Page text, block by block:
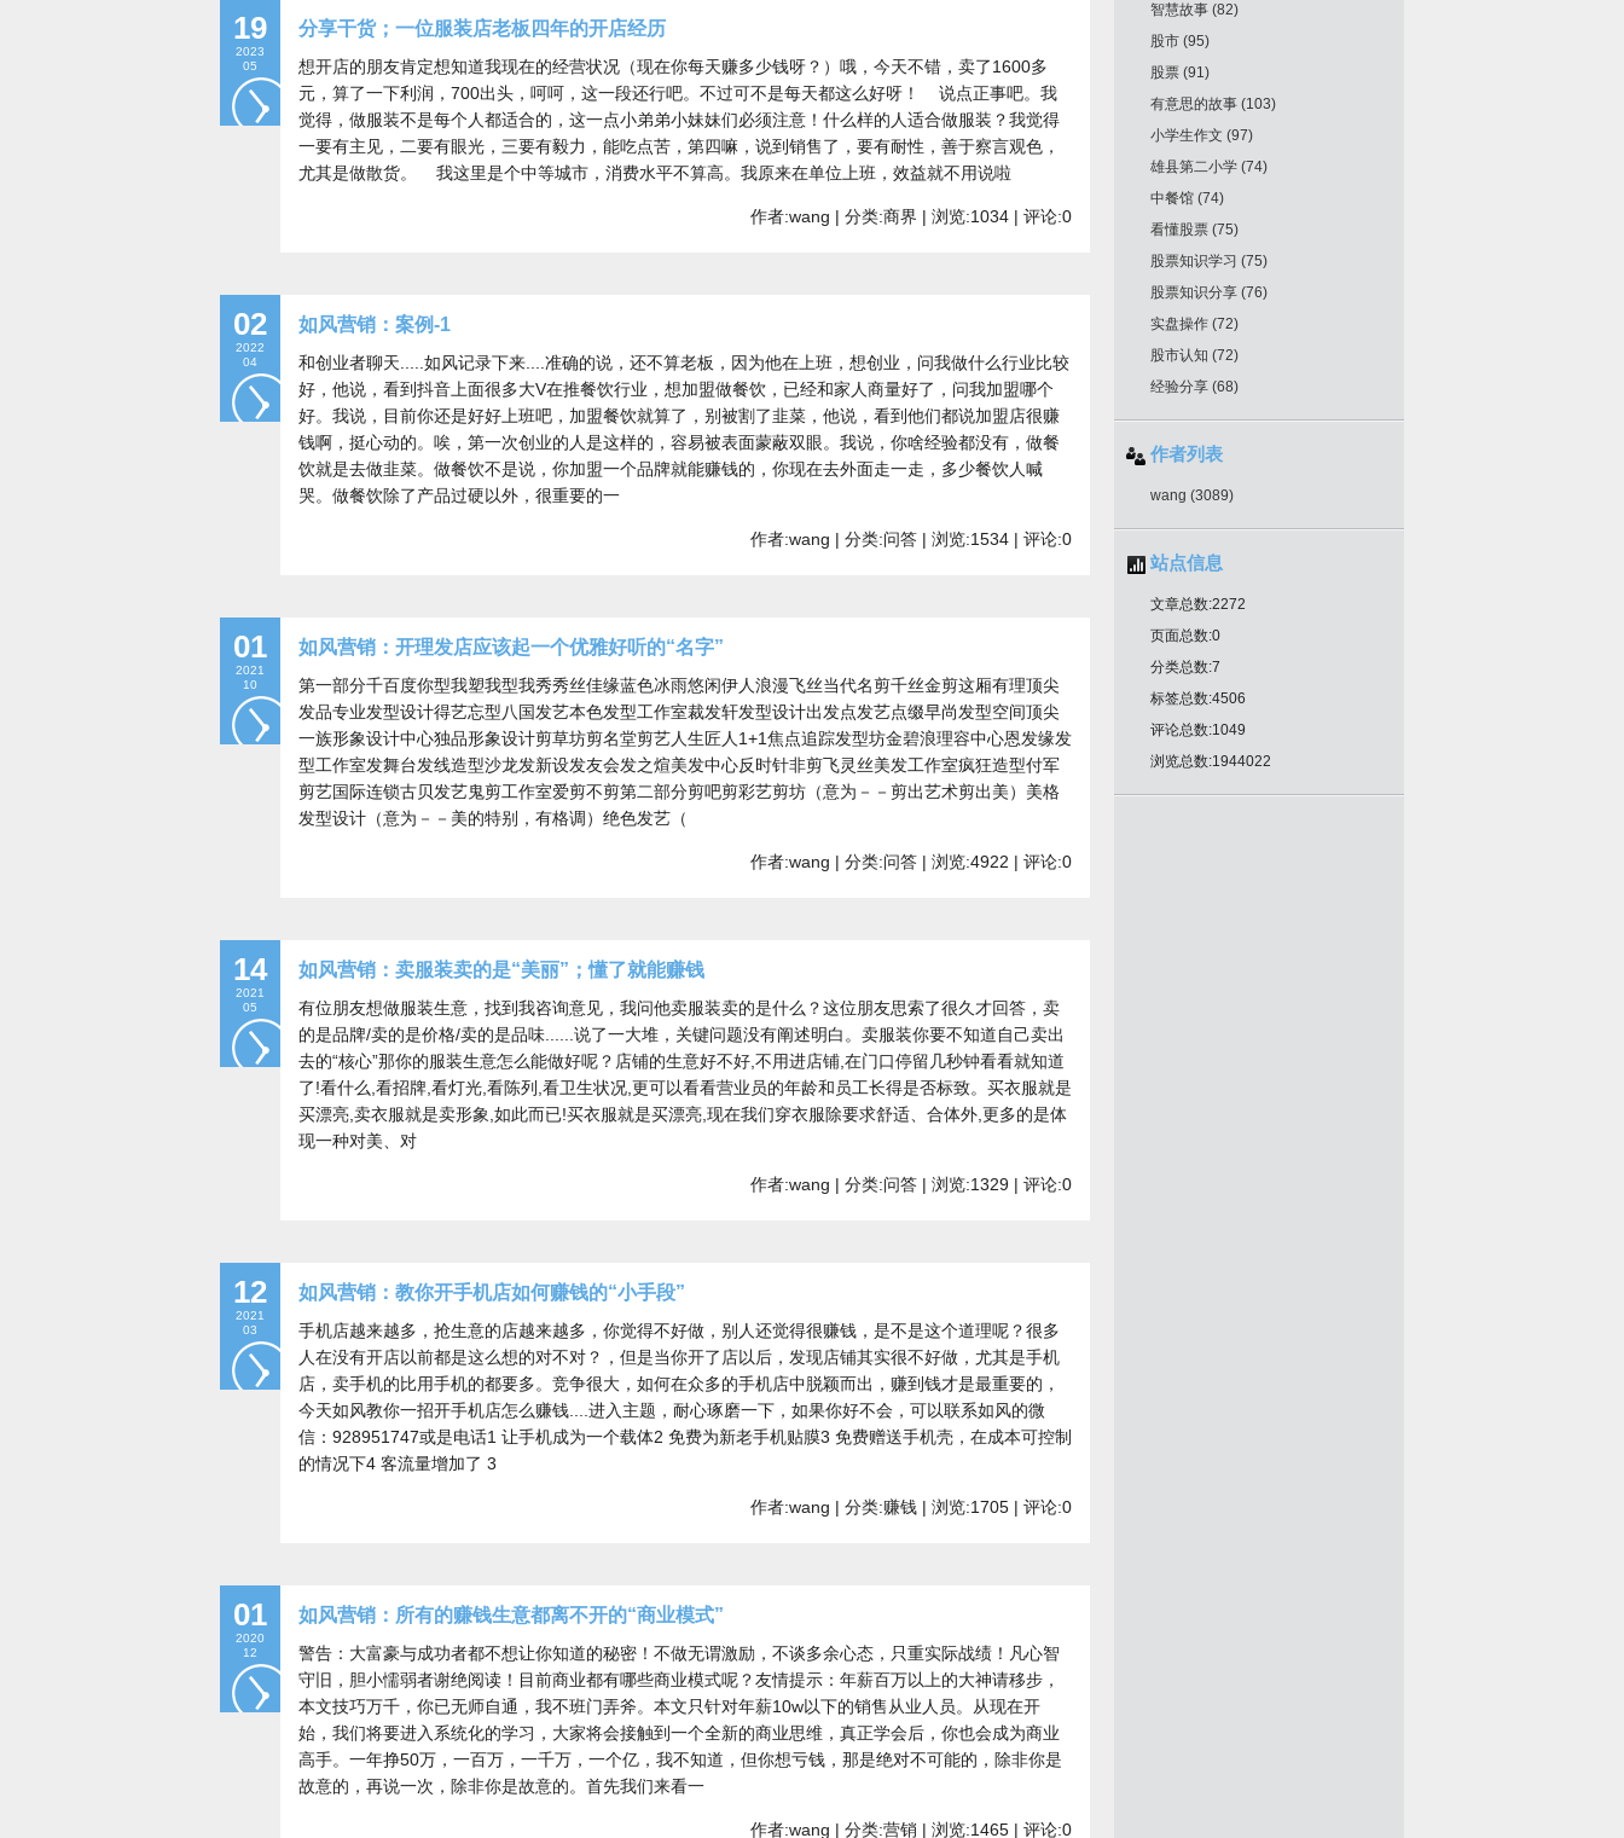
19
2023
05
分享干货；一位服装店老板四年的开店经历
想开店的朋友肯定想知道我现在的经营状况（现在你每天赚多少钱呀？）哦，今天不错，卖了1600多
元，算了一下利润，700出头，呵呵，这一段还行吧。不过可不是每天都这么好呀！ 说点正事吧。我
觉得，做服装不是每个人都适合的，这一点小弟弟小妹妹们必须注意！什么样的人适合做服装？我觉得
一要有主见，二要有眼光，三要有毅力，能吃点苦，第四嘛，说到销售了，要有耐性，善于察言观色，
尤其是做散货。 我这里是个中等城市，消费水平不算高。我原来在单位上班，效益就不用说啦
作者:wang | 分类:商界 | 浏览:1034 | 评论:0
02
2022
04
如风营销：案例-1
和创业者聊天.....如风记录下来....准确的说，还不算老板，因为他在上班，想创业，问我做什么行业比较
好，他说，看到抖音上面很多大V在推餐饮行业，想加盟做餐饮，已经和家人商量好了，问我加盟哪个
好。我说，目前你还是好好上班吧，加盟餐饮就算了，别被割了韭菜，他说，看到他们都说加盟店很赚
钱啊，挺心动的。唉，第一次创业的人是这样的，容易被表面蒙蔽双眼。我说，你啥经验都没有，做餐
饮就是去做韭菜。做餐饮不是说，你加盟一个品牌就能赚钱的，你现在去外面走一走，多少餐饮人喊
哭。做餐饮除了产品过硬以外，很重要的一
作者:wang | 分类:问答 | 浏览:1534 | 评论:0
01
2021
10
如风营销：开理发店应该起一个优雅好听的“名字”
第一部分千百度你型我塑我型我秀秀丝佳缘蓝色冰雨悠闲伊人浪漫飞丝当代名剪千丝金剪这厢有理顶尖
发品专业发型设计得艺忘型八国发艺本色发型工作室裁发轩发型设计出发点发艺点缀早尚发型空间顶尖
一族形象设计中心独品形象设计剪草坊剪名堂剪艺人生匠人1+1焦点追踪发型坊金碧浪理容中心恩发缘发
型工作室发舞台发线造型沙龙发新设发友会发之煊美发中心反时针非剪飞灵丝美发工作室疯狂造型付军
剪艺国际连锁古贝发艺鬼剪工作室爱剪不剪第二部分剪吧剪彩艺剪坊（意为－－剪出艺术剪出美）美格
发型设计（意为－－美的特别，有格调）绝色发艺（
作者:wang | 分类:问答 | 浏览:4922 | 评论:0
14
2021
05
如风营销：卖服装卖的是“美丽”；懂了就能赚钱
有位朋友想做服装生意，找到我咨询意见，我问他卖服装卖的是什么？这位朋友思索了很久才回答，卖
的是品牌/卖的是价格/卖的是品味......说了一大堆，关键问题没有阐述明白。卖服装你要不知道自己卖出
去的“核心”那你的服装生意怎么能做好呢？店铺的生意好不好,不用进店铺,在门口停留几秒钟看看就知道
了!看什么,看招牌,看灯光,看陈列,看卫生状况,更可以看看营业员的年龄和员工长得是否标致。买衣服就是
买漂亮,卖衣服就是卖形象,如此而已!买衣服就是买漂亮,现在我们穿衣服除要求舒适、合体外,更多的是体
现一种对美、对
作者:wang | 分类:问答 | 浏览:1329 | 评论:0
12
2021
03
如风营销：教你开手机店如何赚钱的“小手段”
手机店越来越多，抢生意的店越来越多，你觉得不好做，别人还觉得很赚钱，是不是这个道理呢？很多
人在没有开店以前都是这么想的对不对？，但是当你开了店以后，发现店铺其实很不好做，尤其是手机
店，卖手机的比用手机的都要多。竞争很大，如何在众多的手机店中脱颖而出，赚到钱才是最重要的，
今天如风教你一招开手机店怎么赚钱....进入主题，耐心琢磨一下，如果你好不会，可以联系如风的微
信：928951747或是电话1 让手机成为一个载体2 免费为新老手机贴膜3 免费赠送手机壳，在成本可控制
的情况下4 客流量增加了 3
作者:wang | 分类:赚钱 | 浏览:1705 | 评论:0
01
2020
12
如风营销：所有的赚钱生意都离不开的“商业模式”
警告：大富豪与成功者都不想让你知道的秘密！不做无谓激励，不谈多余心态，只重实际战绩！凡心智
守旧，胆小懦弱者谢绝阅读！目前商业都有哪些商业模式呢？友情提示：年薪百万以上的大神请移步，
本文技巧万千，你已无师自通，我不班门弄斧。本文只针对年薪10w以下的销售从业人员。从现在开
始，我们将要进入系统化的学习，大家将会接触到一个全新的商业思维，真正学会后，你也会成为商业
高手。一年挣50万，一百万，一千万，一个亿，我不知道，但你想亏钱，那是绝对不可能的，除非你是
故意的，再说一次，除非你是故意的。首先我们来看一
作者:wang | 分类:营销 | 浏览:1465 | 评论:0
智慧故事 (82)
股市 (95)
股票 (91)
有意思的故事 (103)
小学生作文 (97)
雄县第二小学 (74)
中餐馆 (74)
看懂股票 (75)
股票知识学习 (75)
股票知识分享 (76)
实盘操作 (72)
股市认知 (72)
经验分享 (68)
作者列表
wang (3089)
站点信息
文章总数:2272
页面总数:0
分类总数:7
标签总数:4506
评论总数:1049
浏览总数:1944022